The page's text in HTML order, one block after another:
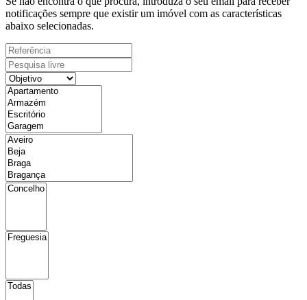
notificações sempre que existir um imóvel com as características
abaixo selecionadas.